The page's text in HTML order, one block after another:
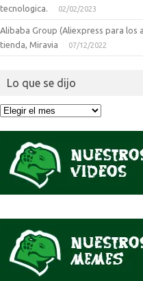
tecnologica.
02/02/2023
Alibaba Group (Aliexpress para los
tienda, Miravia
07/12/2022
Lo que se dijo
Lo